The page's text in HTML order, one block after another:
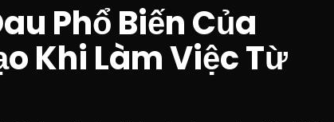
Phổ Biến Của
Khi Làm Việc Từ